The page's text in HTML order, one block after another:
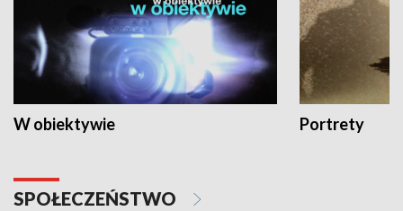
W obiektywie Portrety
SPOŁECZEŃSTWO